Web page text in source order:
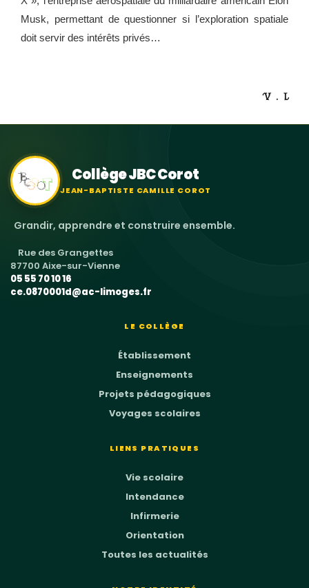
Musk, permettant de questionner si l’exploration spatiale
doit servir des intérêts privés…
V . L
Collège JBC Corot
JEAN-BAPTISTE CAMILLE COROT
Grandir, apprendre et construire ensemble.
Rue des Grangettes
87700 Aixe-sur-Vienne
05 55 70 10 16
ce.0870001d@ac-limoges.fr
LE COLLÈGE
Établissement
Enseignements
Projets pédagogiques
Voyages scolaires
LIENS PRATIQUES
Vie scolaire
Intendance
Infirmerie
Orientation
Toutes les actualités